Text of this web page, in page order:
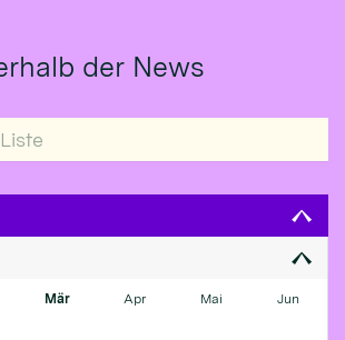
der News
Mär Apr Mai Jun